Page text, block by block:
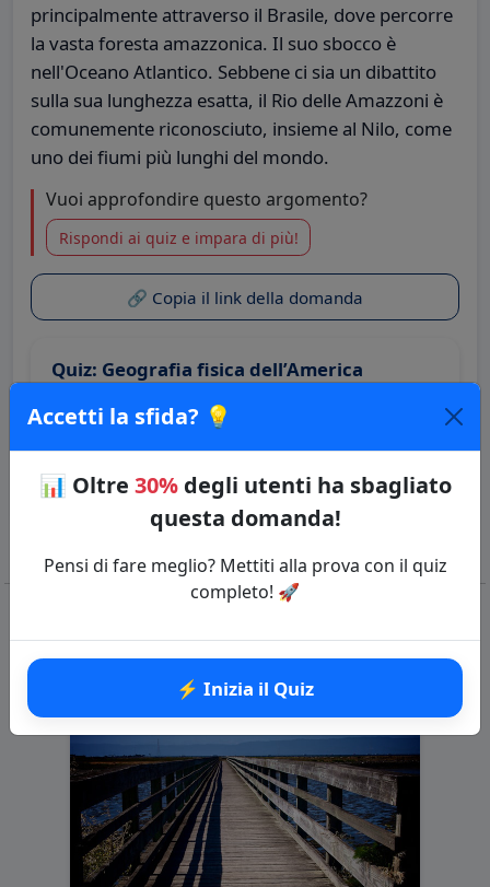
Accetti la sfida? 💡
📊 Oltre 30%degli utenti ha sbagliato
questa domanda!
Pensi di fare meglio? Mettiti alla prova con il quiz
completo! 🚀
⚡ Inizia il Quiz
principalmente attraverso il Brasile, dove percorre
la vasta foresta amazzonica. Il suo sbocco è
nell'Oceano Atlantico. Sebbene ci sia un dibattito
sulla sua lunghezza esatta, il Rio delle Amazzoni è
comunemente riconosciuto, insieme al Nilo, come
uno dei fiumi più lunghi del mondo.
Vuoi approfondire questo argomento?
Rispondi ai quiz e impara di più!
🔗 Copia il link della domanda
Quiz: Geografia fisica dell’America
⚡ Inizia il Quiz
Domande correlate